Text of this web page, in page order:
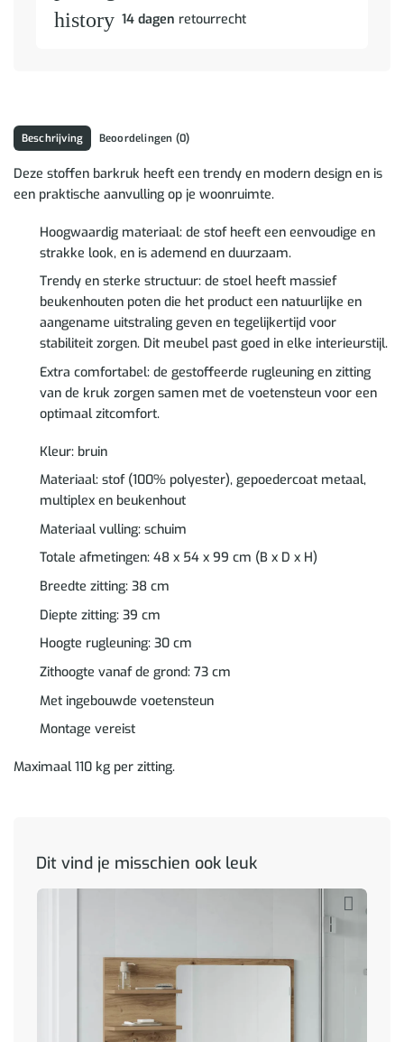
history 14 dagen retourrecht
Beschrijving Beoordelingen (0)
Deze stoffen barkruk heeft een trendy en modern design en is
een praktische aanvulling op je woonruimte.
Hoogwaardig materiaal: de stof heeft een eenvoudige en
strakke look, en is ademend en duurzaam.
Trendy en sterke structuur: de stoel heeft massief
beukenhouten poten die het product een natuurlijke en
aangename uitstraling geven en tegelijkertijd voor
stabiliteit zorgen. Dit meubel past goed in elke interieurstijl.
Extra comfortabel: de gestoffeerde rugleuning en zitting
van de kruk zorgen samen met de voetensteun voor een
optimaal zitcomfort.
Kleur: bruin
Materiaal: stof (100% polyester), gepoedercoat metaal,
multiplex en beukenhout
Materiaal vulling: schuim
Totale afmetingen: 48 x 54 x 99 cm (B x D x H)
Breedte zitting: 38 cm
Diepte zitting: 39 cm
Hoogte rugleuning: 30 cm
Zithoogte vanaf de grond: 73 cm
Met ingebouwde voetensteun
Montage vereist
Maximaal 110 kg per zitting.
Dit vind je misschien ook leuk